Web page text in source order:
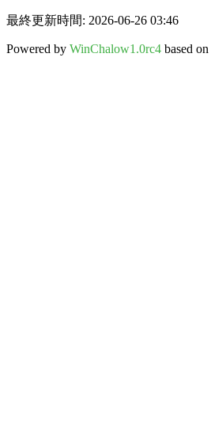
最終更新時間: 2026-06-26 03:46
Powered by WinChalow1.0rc4 based on